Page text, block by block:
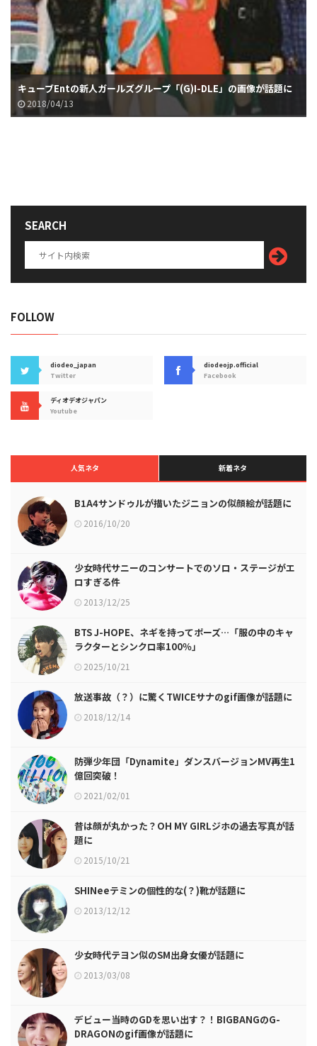
キューブEntの新人ガールズグループ「(G)I-DLE」の画像が話題に
2018/04/13
SEARCH
FOLLOW
diodeo_japan
Twitter
diodeojp.official
Facebook
ディオデオジャパン
Youtube
人気ネタ 新着ネタ
B1A4サンドゥルが描いたジニョンの似顔絵が話題に
2016/10/20
少女時代サニーのコンサートでのソロ・ステージがエ
ロすぎる件
2013/12/25
BTS J-HOPE、ネギを持ってポーズ…「服の中のキャ
ラクターとシンクロ率100％」
2025/10/21
放送事故（？）に驚くTWICEサナのgif画像が話題に
2018/12/14
防弾少年団「Dynamite」ダンスバージョンMV再生1
億回突破！
2021/02/01
昔は顔が丸かった？OH MY GIRLジホの過去写真が話
題に
2015/10/21
SHINeeテミンの個性的な(？)靴が話題に
2013/12/12
少女時代テヨン似のSM出身女優が話題に
2013/03/08
デビュー当時のGDを思い出す？！BIGBANGのG-
DRAGONのgif画像が話題に